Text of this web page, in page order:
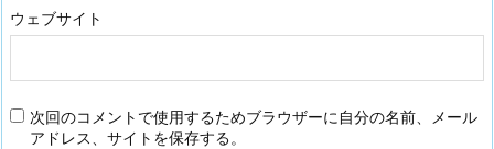
ウェブサイト
次回のコメントで使用するためブラウザーに自分の名前、メール
アドレス、サイトを保存する。